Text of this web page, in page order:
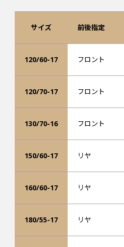
サイズ 前後指定
120/60-17 フロント
120/70-17 フロント
130/70-16 フロント
150/60-17 リヤ
160/60-17 リヤ
180/55-17 リヤ